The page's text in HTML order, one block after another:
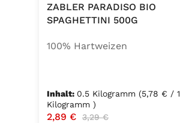
ZABLER PARADISO BIO
SPAGHETTINI 500G
100% Hartweizen
Inhalt: 0.5 Kilogramm (5,78 € / 1
Kilogramm )
Verkaufspreis:
2,89 € Regulärer Preis:
3,29 €